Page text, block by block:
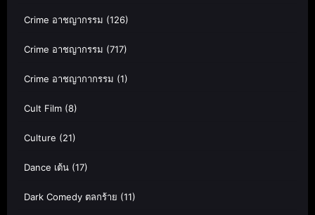
Crime อาชญากรรม (126)
Crime อาชญากรรม (717)
Crime อาชญากากรรม (1)
Cult Film (8)
Culture (21)
Dance เต้น (17)
Dark Comedy ตลกร้าย (11)